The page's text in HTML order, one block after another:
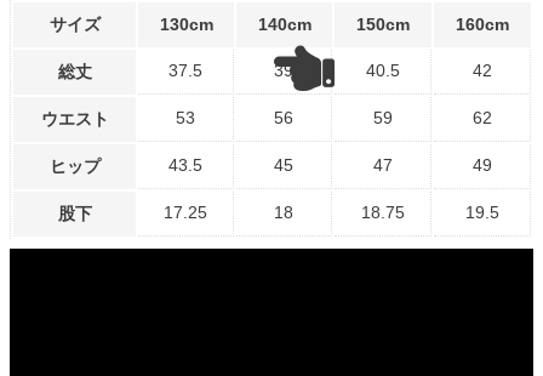
サイズ 130cm 140cm 150cm 160cm
総丈 37.5 39 40.5 42
ウエスト 53 56 59 62
ヒップ 43.5 45 47 49
股下 17.25 18 18.75 19.5